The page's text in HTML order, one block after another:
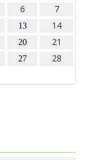
6 7
13 14
20 21
27 28